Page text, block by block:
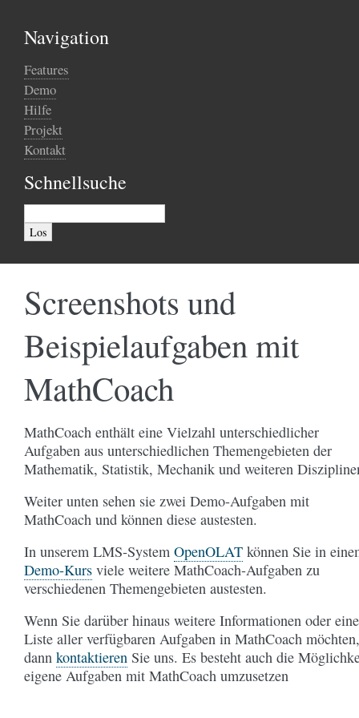
Navigation
Features
Demo
Hilfe
Projekt
Kontakt
Schnellsuche
Screenshots und
Beispielaufgaben mit
MathCoach
MathCoach enthält eine Vielzahl unterschiedlicher
Aufgaben aus unterschiedlichen Themengebieten der
Mathematik, Statistik, Mechanik und weiteren
Weiter unten sehen sie zwei Demo-Aufgaben mit
MathCoach und können diese austesten.
In unserem LMS-System OpenOLAT können Sie in
Demo-Kurs viele weitere MathCoach-Aufgaben zu
verschiedenen Themengebieten austesten.
Wenn Sie darüber hinaus weitere Informationen oder eine
Liste aller verfügbaren Aufgaben in MathCoach möchten,
dann kontaktieren Sie uns. Es besteht auch die
eigene Aufgaben mit MathCoach umzusetzen